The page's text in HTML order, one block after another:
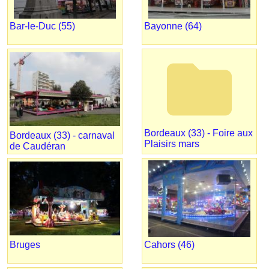
Bar-le-Duc (55) Bayonne (64)
Bordeaux (33) - carnaval
de Caudéran
folder
Bordeaux (33) - Foire aux
Plaisirs mars
Bruges Cahors (46)